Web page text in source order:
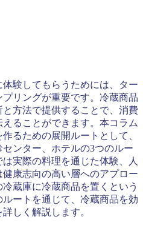
験してもらうためには、ター
リングが重要です。冷蔵商品
方法で提供することで、消費
ることができます。本コラム
るための展開ルートとして、
ンター、ホテルの3つのルー
実際の料理を通じた体験、人
康志向の高い層へのアプロー
蔵庫に冷蔵商品を置くという
ートを通じて、冷蔵商品を効
しく解説します。